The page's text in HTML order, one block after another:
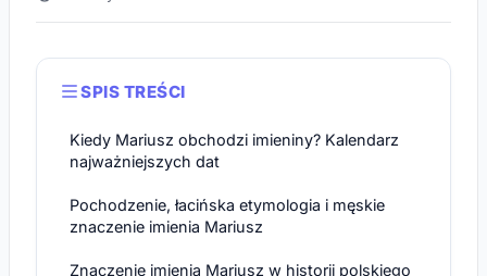
SPIS TREŚCI
Kiedy Mariusz obchodzi imieniny? Kalendarz
najważniejszych dat
Pochodzenie, łacińska etymologia i męskie
znaczenie imienia Mariusz
Znaczenie imienia Mariusz w historii polskiego